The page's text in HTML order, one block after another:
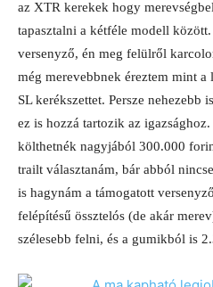
az XTR kerekek hogy
tapasztalni a kétféle modell
versenyző, én meg felülről
még merevebbnek éreztem mint a
SL kerékszettet. Persze nehezebb
ez is hozzá tartozik az
költhetnék nagyjából 300.000
trailt választanám, bár abból
is hagynám a támogatott
felépítésű össztelós (de akár
szélesebb felni, és a gumikból is